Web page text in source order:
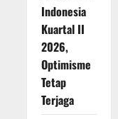
Indonesia
Kuartal II
2026,
Optimisme
Tetap
Terjaga